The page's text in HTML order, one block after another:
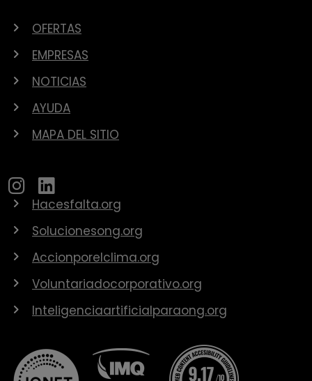
OFERTAS
EMPRESAS
NOTICIAS
AYUDA
MAPA DEL SITIO
Hacesfalta.org
Solucionesong.org
Accionporelclima.org
Voluntariadocorporativo.org
Inteligenciaartificialparaong.org